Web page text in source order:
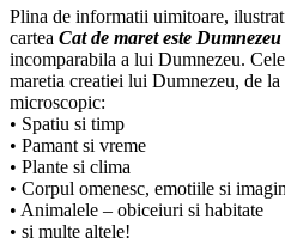
Plina de informatii uimitoare,
cartea Cat de maret este Dumnezeu
incomparabila a lui Dumnezeu.
maretia creatiei lui Dumnezeu, de
microscopic:
• Spatiu si timp
• Pamant si vreme
• Plante si clima
• Corpul omenesc, emotiile si
• Animalele – obiceiuri si habitate
• si multe altele!